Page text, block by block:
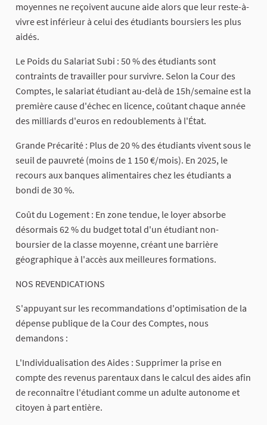
moyennes ne reçoivent aucune aide alors que leur reste-à-
vivre est inférieur à celui des étudiants boursiers les plus
aidés.
​Le Poids du Salariat Subi : 50 % des étudiants sont
contraints de travailler pour survivre. Selon la Cour des
Comptes, le salariat étudiant au-delà de 15h/semaine est la
première cause d'échec en licence, coûtant chaque année
des milliards d'euros en redoublements à l'État.
​Grande Précarité : Plus de 20 % des étudiants vivent sous le
seuil de pauvreté (moins de 1 150 €/mois). En 2025, le
recours aux banques alimentaires chez les étudiants a
bondi de 30 %.
​Coût du Logement : En zone tendue, le loyer absorbe
désormais 62 % du budget total d'un étudiant non-
boursier de la classe moyenne, créant une barrière
géographique à l'accès aux meilleures formations.
​NOS REVENDICATIONS
​S'appuyant sur les recommandations d'optimisation de la
dépense publique de la Cour des Comptes, nous
demandons :
​L'Individualisation des Aides : Supprimer la prise en
compte des revenus parentaux dans le calcul des aides afin
de reconnaître l'étudiant comme un adulte autonome et
citoyen à part entière.